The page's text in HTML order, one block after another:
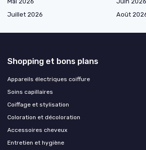
Juillet 2026
Août
Shopping et bons plans
Appareils électriques coiffure
Soins capillaires
Coiffage et stylisation
Coloration et décoloration
Accessoires cheveux
Entretien et hygiène